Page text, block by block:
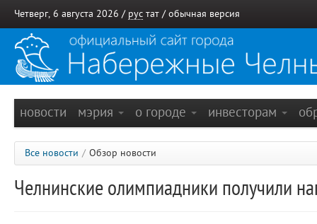
Четверг, 6 августа 2026 / рус тат / обычная версия
новости мэрия о городе инвесторам
Все новости / Обзор новости
Челнинские олимпиадники получили